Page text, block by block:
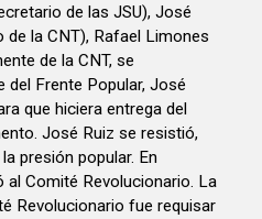
de las JSU), José
la CNT), Rafael Limones
de la CNT, se
del Frente Popular, José
que hiciera entrega del
José Ruiz se resistió,
presión popular. En
al Comité Revolucionario. La
Revolucionario fue requisar